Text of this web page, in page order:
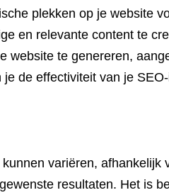
plekken op je website
en relevante content te
website te genereren,
de effectiviteit van je
variëren, afhankelijk
resultaten. Het is